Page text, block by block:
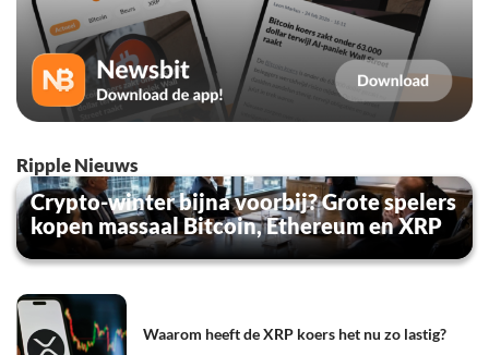
Ripple Nieuws
Crypto-winter bijna voorbij? Grote spelers
kopen massaal Bitcoin, Ethereum en XRP
Waarom heeft de XRP koers het nu zo lastig?